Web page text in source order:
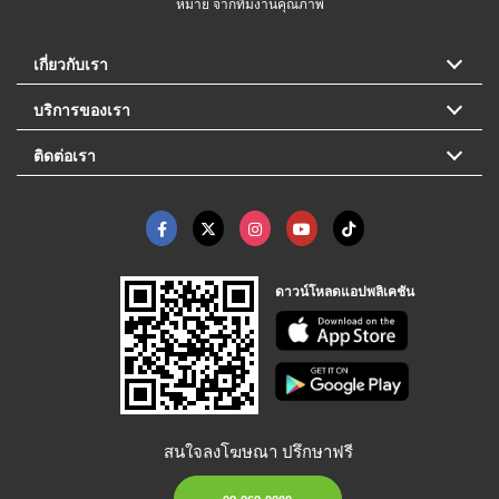
เกี่ยวกับเรา
บริการของเรา
ติดต่อเรา
ดาวน์โหลดแอปพลิเคชัน
สนใจลงโฆษณา ปรึกษาฟรี